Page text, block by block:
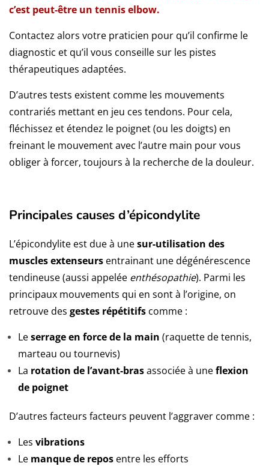
c’est peut-être un tennis elbow.
Contactez alors votre praticien pour qu’il confirme le
diagnostic et qu’il vous conseille sur les pistes
thérapeutiques adaptées.
D’autres tests existent comme les mouvements
contrariés mettant en jeu ces tendons. Pour cela,
fléchissez et étendez le poignet (ou les doigts) en
freinant le mouvement avec l’autre main pour vous
obliger à forcer, toujours à la recherche de la douleur.
Principales causes d’épicondylite
L’épicondylite est due à unesur-utilisation des
muscles extenseurs entrainant une dégénérescence
tendineuse (aussi appelée enthésopathie). Parmi les
principaux mouvements qui en sont à l’origine, on
retrouve des gestes répétitifs comme :
Leserrage en force de la main (raquette de tennis,
marteau ou tournevis)
La rotation de l’avant-brasassociée à uneflexion
de poignet
D’autres facteurs facteurs peuvent l’aggraver comme :
Les vibrations
Le manque de repos entre les efforts